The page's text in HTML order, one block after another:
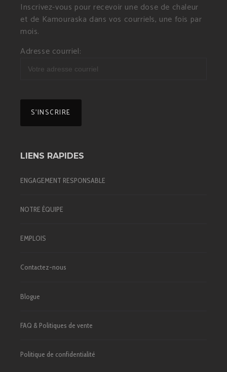
Inscrivez-vous pour recevoir une dose de chaleur
et de Kamouraska dans vos courriels, une fois par
mois.
Adresse courriel:
LIENS RAPIDES
ENGAGEMENT RESPONSABLE
NOTRE ÉQUIPE
EMPLOIS
Contactez-nous
Blogue
FAQ & Politiques de vente
Politique de confidentialité